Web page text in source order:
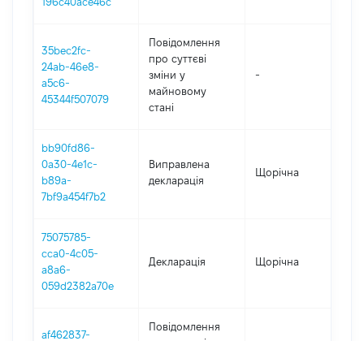
35bec2fc-
24ab-46e8-
a5c6-
45344f507079
Повідомлення
про суттєві
зміни y
майновому
стані
-
bb90fd86-
0a30-4e1c-
b89a-
7bf9a454f7b2
Виправлена
декларація
Щорічна
75075785-
cca0-4c05-
a8a6-
059d2382a70e
Декларація Щорічна
af462837-
Повідомлення